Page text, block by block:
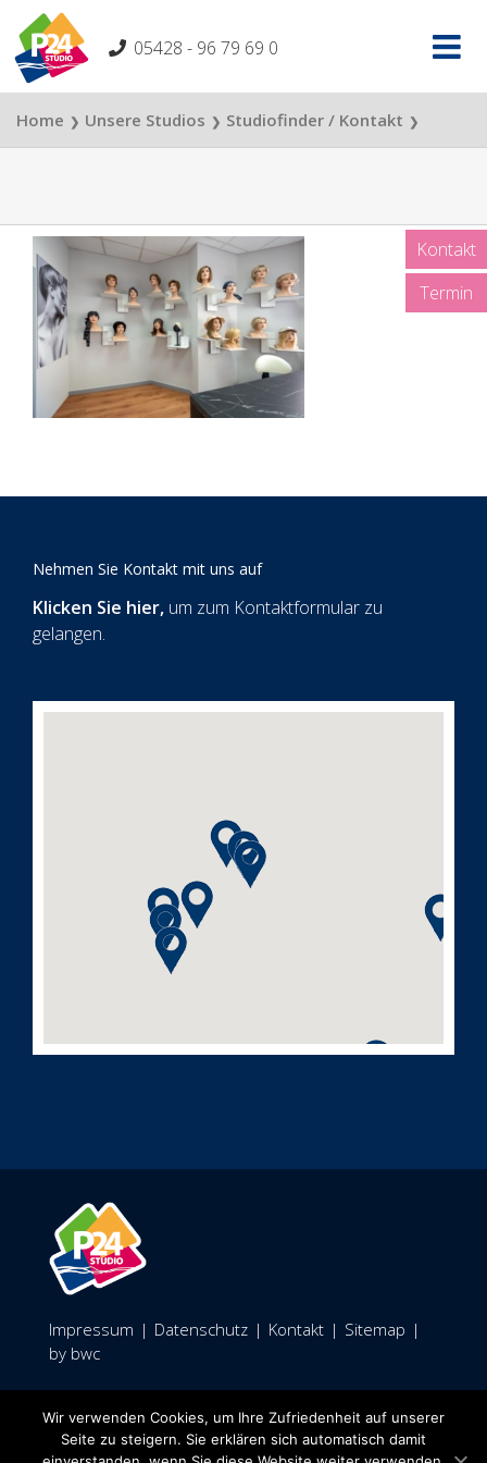
content
05428 - 96 79 69 0
Home ❯ Unsere Studios ❯ Studiofinder / Kontakt ❯
Perückenauswahl Stassi Studio Braunschweig
Kontakt
Termin
Nehmen Sie Kontakt mit uns auf
Klicken Sie hier, um zum Kontaktformular zu
gelangen.
Impressum | Datenschutz | Kontakt | Sitemap |
by bwc
Facebook
Wir verwenden Cookies, um Ihre Zufriedenheit auf unserer
Seite zu steigern. Sie erklären sich automatisch damit